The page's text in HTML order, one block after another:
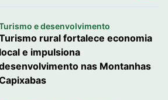
e desenvolvimento
rural fortalece economia
local e impulsiona
nas Montanhas